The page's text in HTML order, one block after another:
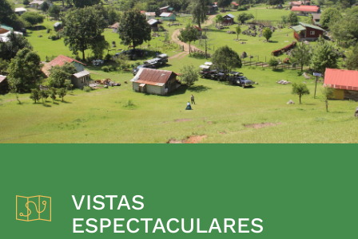
VISTAS
ESPECTACULARES